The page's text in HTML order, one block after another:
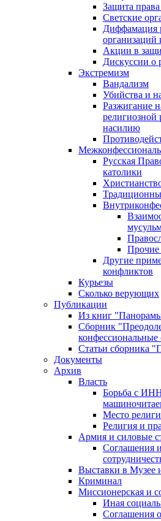
Защита
Светские
Диффамация
Акции в
Дискуссии о
Экстремизм
Вандализм
Убийства и
Разжигание
насилию
Русская
католики
Прочие
Другие
конфликтов
Курьезы
Сколько верующих
Публикации
Из книг
Сборник
Статьи сборника
Документы
Архив
Власть
Борьба с
Место
Религия и
Армия и силовые
Соглашения
Выставки в Музее
Криминал
Миссионерская и
Иная
Соглашения